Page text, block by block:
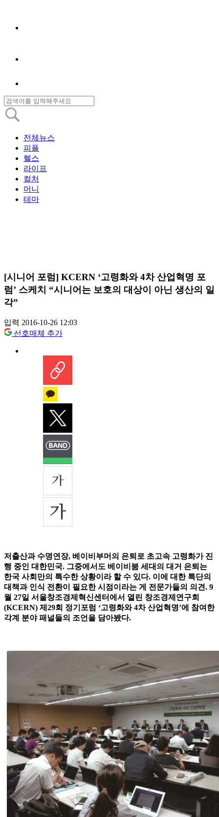
전체뉴스
피플
헬스
라이프
컬처
머니
테마
[시니어 포럼] KCERN ‘고령화와 4차 산업혁명 포
럼’ 스케치 “시니어는 보호의 대상이 아닌 생산의 일
각”
입력 2016-10-26 12:03
선호매체 추가
저출산과 수명연장, 베이비부머의 은퇴로 초고속 고령화가 진
행 중인 대한민국. 그중에서도 베이비붐 세대의 대거 은퇴는
한국 사회만의 특수한 상황이라 할 수 있다. 이에 대한 특단의
대책과 인식 전환이 필요한 시점이라는 게 전문가들의 의견. 9
월 27일 서울창조경제혁신센터에서 열린 창조경제연구회
(KCERN) 제29회 정기포럼 ‘고령화와 4차 산업혁명’에 참여한
각계 분야 패널들의 조언을 담아봤다.